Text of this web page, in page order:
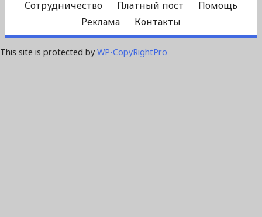
Сотрудничество Платный пост
Помощь
Реклама
Контакты
This site is protected by WP-CopyRightPro